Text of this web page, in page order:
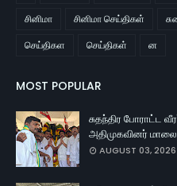
சினிமா
சினிமா செய்திகள்
செய்திகள
செய்திகள் ன
MOST POPULAR
சுதந்திர போராட்ட
அதிமுகவினர்
AUGUST 03, 2026